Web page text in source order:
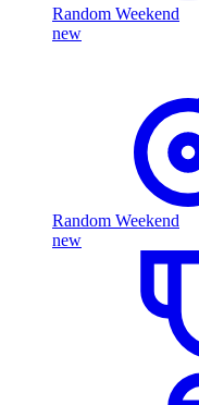
Random Weekend
new
Random Weekend
new